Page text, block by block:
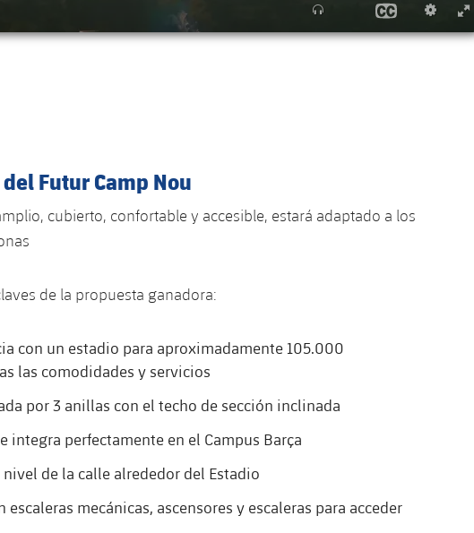
Futur Camp Nou
cubierto, confortable y accesible, estará adaptado a los
de la propuesta ganadora:
con un estadio para aproximadamente 105.000
las comodidades y servicios
por 3 anillas con el techo de sección inclinada
integra perfectamente en el Campus Barça
de la calle alrededor del Estadio
mecánicas, ascensores y escaleras para acceder